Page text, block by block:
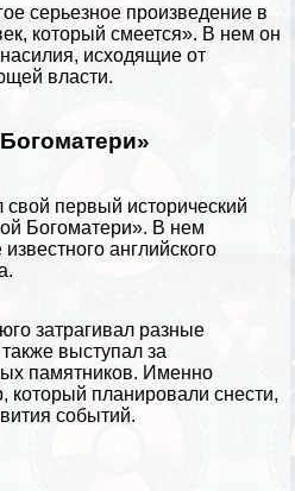
серьезное произведение в
который смеется». В нем он
исходящие от
власти.
свой первый исторический
Богоматери». В нем
английского
.
затрагивал разные
выступал за
памятников. Именно
который планировали снести,
событий.